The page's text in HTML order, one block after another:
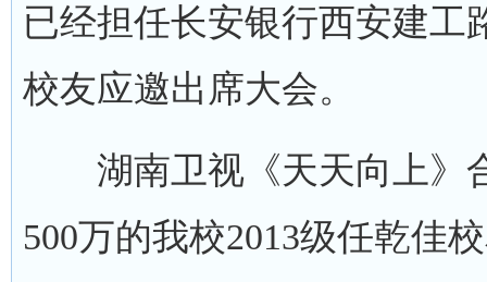
已经担任长安银行西安建工
校友应邀出席大会。
湖南卫视《天天向上》
500万的我校2013级任乾佳